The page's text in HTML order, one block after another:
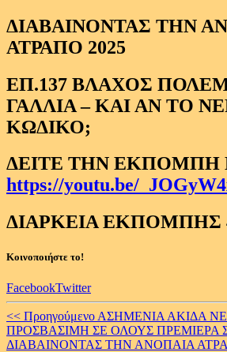
ΔΙΑΒΑΙΝΟΝΤΑΣ ΤΗΝ
ΑΤΡΑΠΟ 2025
ΕΠ.137 ΒΛΑΧΟΣ
ΓΑΛΛΙΑ – ΚΑΙ ΑΝ ΤΟ
ΚΩΔΙΚΟ;
ΔΕΙΤΕ ΤΗΝ ΕΚΠΟΜΠΗ
https://youtu.be/
ΔΙΑΡΚΕΙΑ ΕΚΠΟΜΠΗΣ
Κοινοποιήστε το!
FacebookTwitter
Continue
Reading
<< Προηγούμενο ΑΣΗΜΕΝΙΑ ΑΚΙΔΑ
ΠΡΟΣΒΑΣΙΜΗ ΣΕ ΟΛΟΥΣ ΠΡΕΜΙΕΡΑ
ΔΙΑΒΑΙΝΟΝΤΑΣ ΤΗΝ ΑΝΟΠΑΙΑ